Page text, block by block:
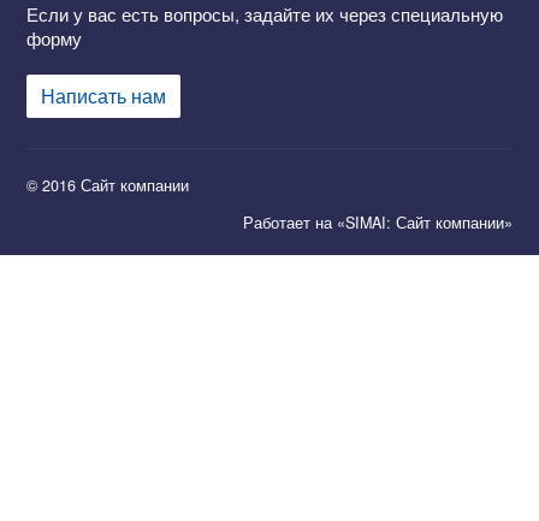
Если у вас есть вопросы, задайте их через специальную
форму
Написать нам
© 2016 Сайт компании
Работает на «SIMAI: Сайт компании»